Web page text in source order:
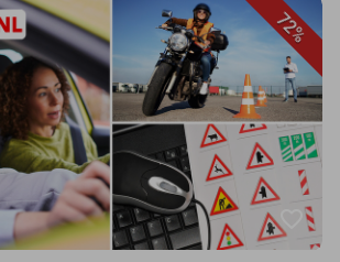
72%
favorite_border